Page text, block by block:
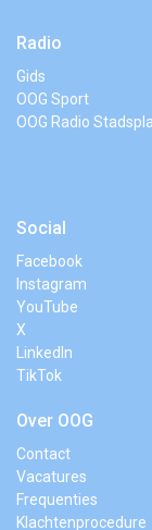
Radio
Gids
OOG Sport
OOG Radio
Social
Facebook
Instagram
YouTube
X
LinkedIn
TikTok
Over OOG
Contact
Vacatures
Frequenties
Klachtenprocedure